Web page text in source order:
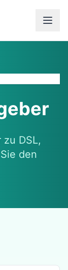
DSL,
den